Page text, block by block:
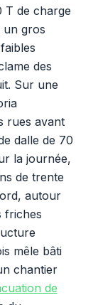
T de charge
un gros
des
Sur une
rues avant
dalle de 70
la journée,
de trente
autour
friches
mêle bâti
chantier
de